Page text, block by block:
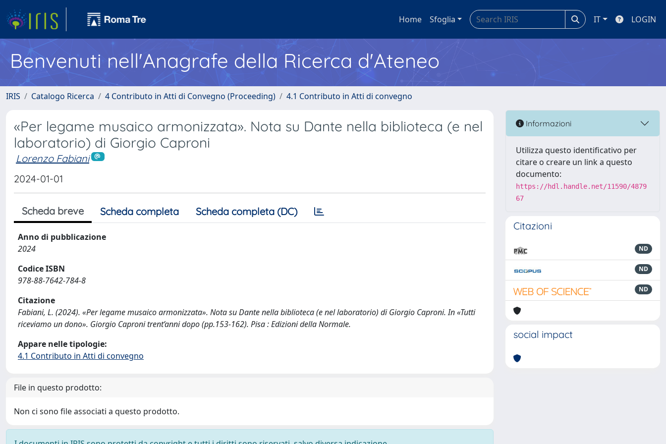
Home Sfoglia IT LOGIN
Benvenuti nell'Anagrafe della Ricerca d'Ateneo
IRIS Catalogo Ricerca 4 Contributo in Atti di Convegno (Proceeding) 4.1 Contributo in Atti di convegno
«Per legame musaico armonizzata». Nota su Dante nella biblioteca (e nel
laboratorio) di Giorgio Caproni
Lorenzo Fabiani
2024-01-01
Scheda breve Scheda completa Scheda completa (DC)
Anno di pubblicazione
2024
Codice ISBN
978-88-7642-784-8
Citazione
Fabiani, L. (2024). «Per legame musaico armonizzata». Nota su Dante nella biblioteca (e nel laboratorio) di Giorgio Caproni. In «Tutti
riceviamo un dono». Giorgio Caproni trent’anni dopo (pp.153-162). Pisa : Edizioni della Normale.
Appare nelle tipologie:
4.1 Contributo in Atti di convegno
File in questo prodotto:
Non ci sono file associati a questo prodotto.
Informazioni
Utilizza questo identificativo per
citare o creare un link a questo
documento:
https://hdl.handle.net/11590/4879
67
Citazioni
ND
ND
ND
social impact